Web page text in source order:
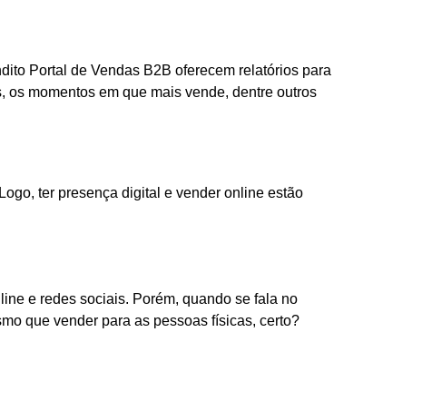
Portal de Vendas B2B oferecem relatórios para
momentos em que mais vende, dentre outros
ter presença digital e vender online estão
e redes sociais. Porém, quando se fala no
que vender para as pessoas físicas, certo?